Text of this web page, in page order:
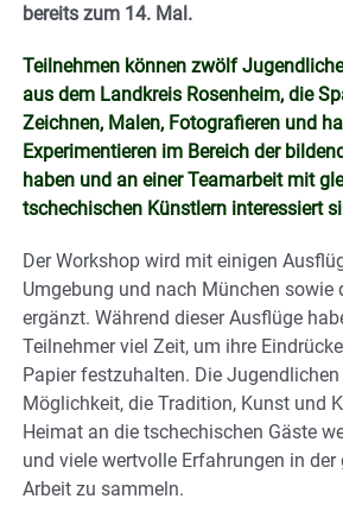
bereits zum 14. Mal.
Teilnehmen können zwölf
aus dem Landkreis Rosenheim, die
Zeichnen, Malen, Fotografieren und
Experimentieren im Bereich der
haben und an einer Teamarbeit mit
tschechischen Künstlern interessiert
Der Workshop wird mit einigen
Umgebung und nach München sowie
ergänzt. Während dieser Ausflüge
Teilnehmer viel Zeit, um ihre
Papier festzuhalten. Die
Möglichkeit, die Tradition, Kunst und
Heimat an die tschechischen Gäste
und viele wertvolle Erfahrungen in der
Arbeit zu sammeln.